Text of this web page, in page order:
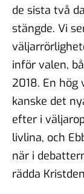
de sista två
stängde. Vi
inför valen,
2018. En
kanske det
efter i
livlina, och
när i
rädda